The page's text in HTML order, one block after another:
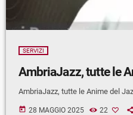
SERVIZI
AmbriaJazz, tutte le
AmbriaJazz, tutte le Anime del
today 28 MAGGIO 2025 22